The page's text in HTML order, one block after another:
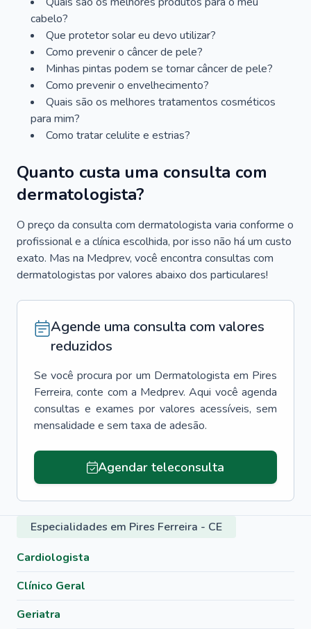
cabelo?
Que protetor solar eu devo utilizar?
Como prevenir o câncer de pele?
Minhas pintas podem se tornar câncer de pele?
Como prevenir o envelhecimento?
Quais são os melhores tratamentos cosméticos
para mim?
Como tratar celulite e estrias?
Quanto custa uma consulta com
dermatologista?
O preço da consulta com dermatologista varia conforme o
profissional e a clínica escolhida, por isso não há um custo
exato. Mas na Medprev, você encontra consultas com
dermatologistas por valores abaixo dos particulares!
Agende uma consulta com valores
reduzidos
Se você procura por um Dermatologista em Pires
Ferreira, conte com a Medprev. Aqui você agenda
consultas e exames por valores acessíveis, sem
mensalidade e sem taxa de adesão.
Agendar teleconsulta
Especialidades em Pires Ferreira - CE
Cardiologista
Clínico Geral
Geriatra